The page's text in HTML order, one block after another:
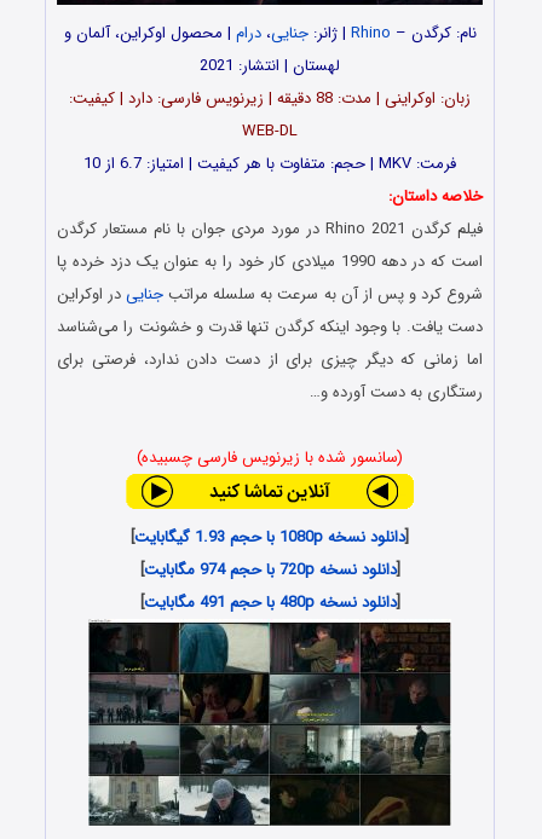
نام: کرگدن – Rhino | ژانر:جنایی،درام | محصول اوکراین، آلمان و
لهستان | انتشار: 2021
زبان: اوکراینی | مدت‌‌: 88 دقیقه | زیرنویس فارسی: دارد | کیفیت:
WEB-DL
فرمت: MKV | حجم: متفاوت با هر کیفیت | امتیاز: 6.7 از 10
خلاصه داستان:
فیلم کرگدن Rhino 2021 در مورد مردی جوان با نام مستعار کرگدن
است که در دهه 1990 میلادی کار خود را به عنوان یک دزد خرده پا
شروع کرد و پس از آن به سرعت به سلسله مراتب جناییدر اوکراین
دست یافت. با وجود اینکه کرگدن تنها قدرت و خشونت را می‌شناسد
اما زمانی که دیگر چیزی برای از دست دادن ندارد، فرصتی برای
رستگاری به دست آورده و…
(سانسور شده با زیرنویس فارسی چسبیده)
[دانلود نسخه 1080p با حجم 1.93 گیگابایت
]
[دانلود نسخه 720p با حجم 974 مگابایت
]
[دانلود نسخه 480p با حجم 491 مگابایت ]